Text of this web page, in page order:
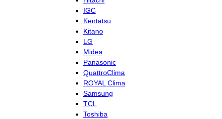
IGC
Kentatsu
Kitano
LG
Midea
Panasonic
QuattroClima
ROYAL Clima
Samsung
TCL
Toshiba